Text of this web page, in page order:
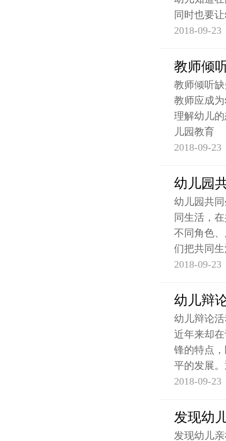
同时也要
2018-09-23
教师倾
教师倾听
教师应成
理解幼儿
儿园教育
2018-09-23
幼儿园
幼儿园共
同生活，
不同角色
们把共同
2018-09-23
幼儿辩
幼儿辩论
近年来却
锋的特点
平的发展
2018-09-23
发现幼
发现幼儿